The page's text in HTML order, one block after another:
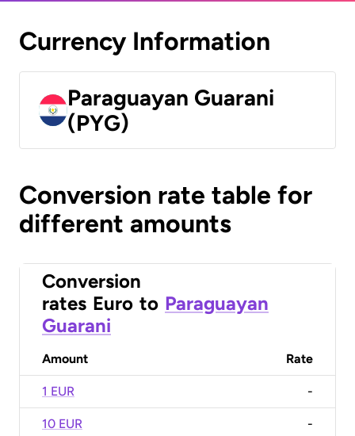
Currency Information
Paraguayan Guarani
(PYG)
Conversion rate table for
different amounts
Conversion
rates Euro to Paraguayan
Guarani
Amount Rate
1 EUR -
10 EUR -